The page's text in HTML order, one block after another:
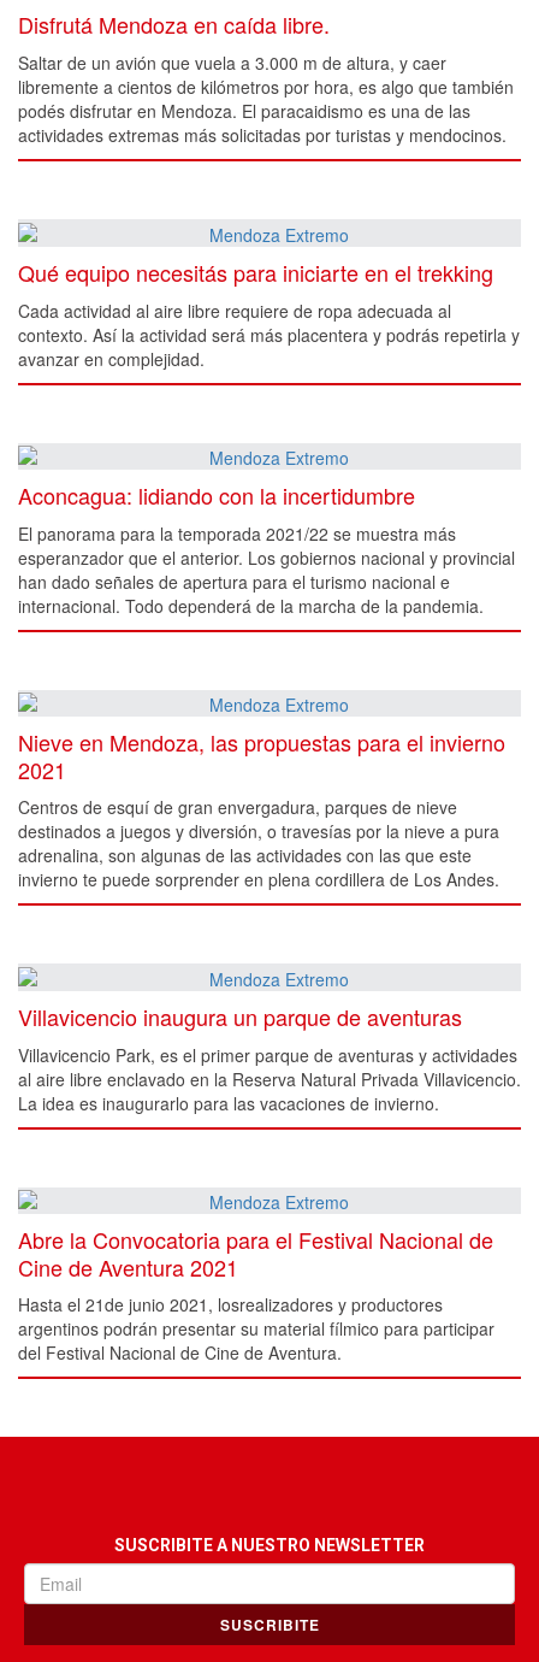
Disfrutá Mendoza en caída libre.
Saltar de un avión que vuela a 3.000 m de altura, y caer
libremente a cientos de kilómetros por hora, es algo que también
podés disfrutar en Mendoza. El paracaidismo es una de las
actividades extremas más solicitadas por turistas y mendocinos.
Qué equipo necesitás para iniciarte en el trekking
Cada actividad al aire libre requiere de ropa adecuada al
contexto. Así la actividad será más placentera y podrás repetirla y
avanzar en complejidad.
Aconcagua: lidiando con la incertidumbre
El panorama para la temporada 2021/22 se muestra más
esperanzador que el anterior. Los gobiernos nacional y provincial
han dado señales de apertura para el turismo nacional e
internacional. Todo dependerá de la marcha de la pandemia.
Nieve en Mendoza, las propuestas para el invierno
2021
Centros de esquí de gran envergadura, parques de nieve
destinados a juegos y diversión, o travesías por la nieve a pura
adrenalina, son algunas de las actividades con las que este
invierno te puede sorprender en plena cordillera de Los Andes.
Villavicencio inaugura un parque de aventuras
Villavicencio Park, es el primer parque de aventuras y actividades
al aire libre enclavado en la Reserva Natural Privada Villavicencio.
La idea es inaugurarlo para las vacaciones de invierno.
Abre la Convocatoria para el Festival Nacional de
Cine de Aventura 2021
Hasta el 21de junio 2021, losrealizadores y productores
argentinos podrán presentar su material fílmico para participar
del Festival Nacional de Cine de Aventura.
SUSCRIBITE A NUESTRO NEWSLETTER
SUSCRIBITE